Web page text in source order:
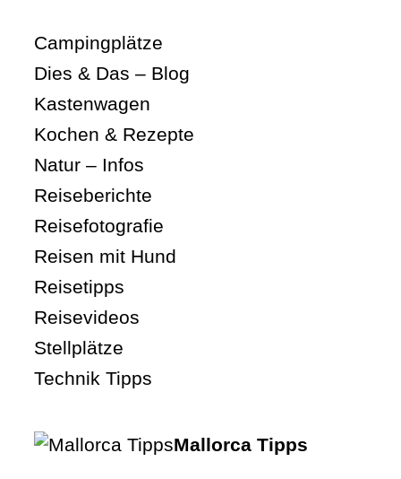
Campingplätze
Dies & Das – Blog
Kastenwagen
Kochen & Rezepte
Natur – Infos
Reiseberichte
Reisefotografie
Reisen mit Hund
Reisetipps
Reisevideos
Stellplätze
Technik Tipps
Mallorca Tipps